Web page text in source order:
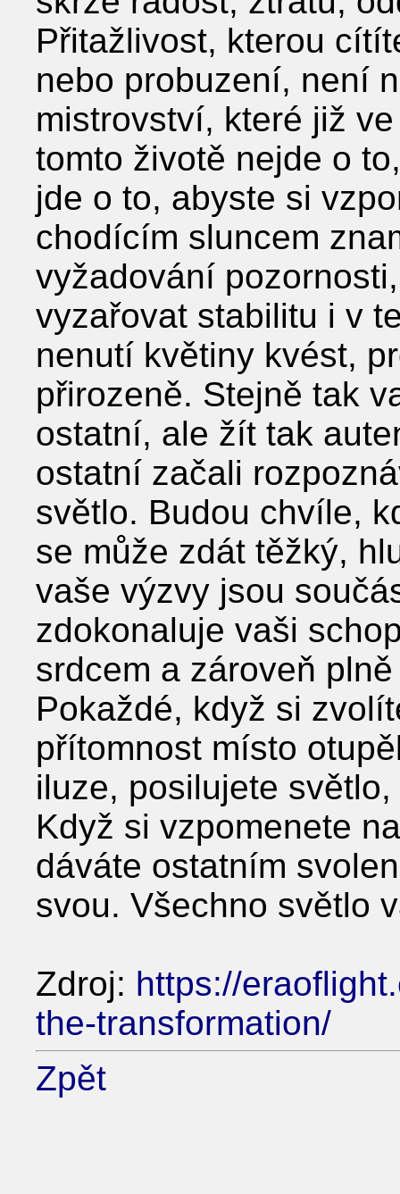
Přitažlivost, kterou
nebo probuzení, není
mistrovství, které již
tomto životě nejde o
jde o to, abyste si
chodícím sluncem
vyžadování
vyzařovat stabilitu i v
nenutí květiny kvést,
přirozeně. Stejně tak
ostatní, ale žít tak
ostatní začali
světlo. Budou chvíle,
se může zdát těžký,
vaše výzvy jsou
zdokonaluje vaši
srdcem a zároveň
Pokaždé, když si
přítomnost místo
iluze, posilujete
Když si vzpomenete
dáváte ostatním
svou. Všechno světlo
Zdroj: https://
the-transformation/
Zpět